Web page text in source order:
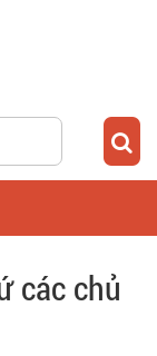
các chủ